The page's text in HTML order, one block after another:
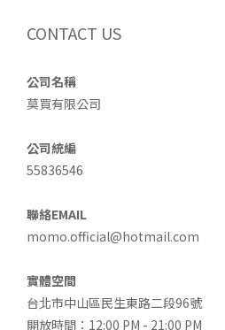
CONTACT US
公司名稱
莫買有限公司
公司統編
55836546
聯絡EMAIL
momo.official@hotmail.com
實體空間
台北市中山區民生東路二段96號
開放時間：12:00 PM - 21:00 PM